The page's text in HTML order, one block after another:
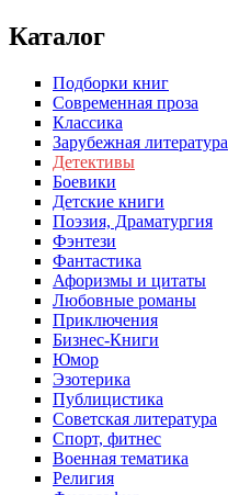
Каталог
Подборки книг
Современная проза
Классика
Зарубежная литература
Детективы
Боевики
Детские книги
Поэзия, Драматургия
Фэнтези
Фантастика
Афоризмы и цитаты
Любовные романы
Приключения
Бизнес-Книги
Юмор
Эзотерика
Публицистика
Советская литература
Спорт, фитнес
Военная тематика
Религия